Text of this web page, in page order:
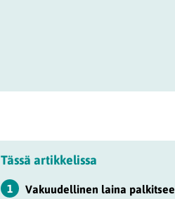
Tässä artikkelissa
1
Vakuudellinen laina palkitsee